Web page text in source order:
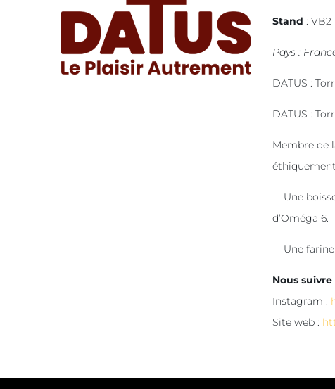
Stand : VB2
Pays :
DATUS :
DATUS :
Membre de
Une
d’Oméga 6.
Une farine
Nous suivre
Instagram :
Site web :